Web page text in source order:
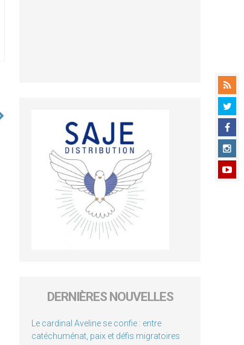
DERNIÈRES NOUVELLES
Le cardinal Aveline se confie : entre
catéchuménat, paix et défis migratoires